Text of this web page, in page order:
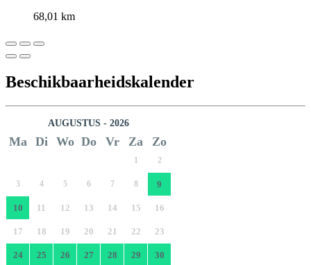
68,01 km
Beschikbaarheidskalender
AUGUSTUS - 2026
Ma Di Wo Do Vr Za Zo
1 2
3 4 5 6 7 8 9
10 11 12 13 14 15 16
17 18 19 20 21 22 23
24 25 26 27 28 29 30